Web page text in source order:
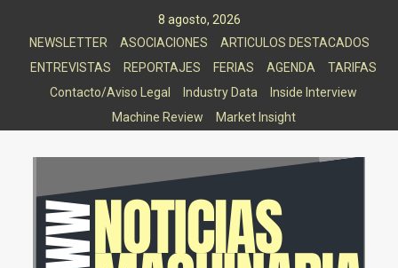
8 agosto, 2026
NEWSLETTER
ASOCIACIONES
ARTICULOS DESTACADOS
ENTREVISTAS
REPORTAJES FERIAS AGENDA
TARIFAS
Contacto/Aviso Legal
Industry Data
Inside Interview
Machine Review
Market Insight